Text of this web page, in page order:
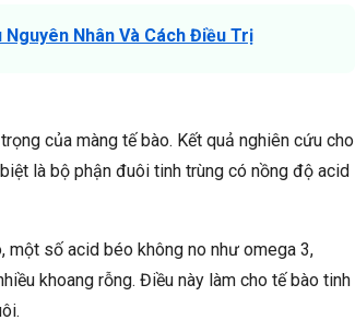
Nhân Và Cách Điều Trị
của màng tế bào. Kết quả nghiên cứu cho
là bộ phận đuôi tinh trùng có nồng độ acid
một số acid béo không no như omega 3,
khoang rỗng. Điều này làm cho tế bào tinh